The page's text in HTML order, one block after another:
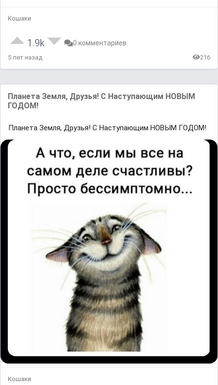
Кошаки
1.9k 0 комментариев
5 лет назад 216
Планета Земля, Друзья! С Наступающим НОВЫМ
ГОДОМ!
Планета Земля, Друзья! С Наступающим НОВЫМ ГОДОМ!
Кошаки